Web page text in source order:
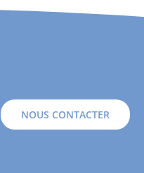
NOUS CONTACTER